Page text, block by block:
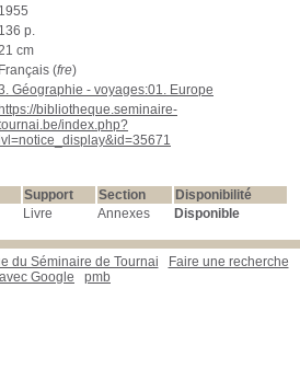
1955
136 p.
cm
Français (fre)
Géographie - voyages:01. Europe
https://bibliotheque.seminaire-
index.php?
lvl=notice_display&id=35671
Support Section
Disponibilité
Livre Annexes Disponible
du Séminaire de Tournai
Faire une recherche
avec Google
pmb